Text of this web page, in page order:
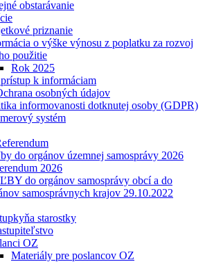
obstarávanie
priznanie
o výške výnosu z poplatku za rozvoj
použitie
Rok 2025
k informáciam
osobných údajov
informovanosti dotknutej osoby (GDPR)
systém
do orgánov územnej samosprávy 2026
2026
do orgánov samosprávy obcí a do
samosprávnych krajov 29.10.2022
starostky
OZ
Materiály pre poslancov OZ